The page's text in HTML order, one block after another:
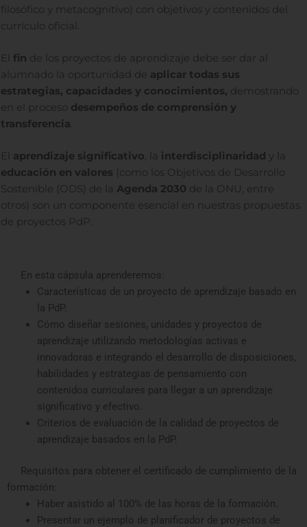
filosófico y metacognitivo) con objetivos y contenidos del
currículo oficial.
El fin de los proyectos de aprendizaje debe ser dar al
alumnado la oportunidad de aplicar todas sus
estrategias, capacidades y conocimientos, demostrando
en el proceso desempeños de comprensión y
transferencia.
El aprendizaje significativo, la interdisciplinaridad y la
educación en valores (como los Objetivos de Desarrollo
Sostenible (ODS) de la Agenda 2030 de la ONU, entre
otros) son un componente esencial en nuestras propuestas
de proyectos PdP.
En esta cápsula aprenderemos:
Características de un proyecto de aprendizaje basado en
la PdP.
Cómo diseñar sesiones, unidades y proyectos de
aprendizaje utilizando metodologías activas e
innovadoras e integrando el desarrollo de disposiciones,
habilidades y estrategias de pensamiento con
contenidos curriculares para llegar a un aprendizaje
significativo y efectivo.
Criterios de evaluación de la calidad de proyectos de
aprendizaje basados en la PdP.
Requisitos para obtener el certificado de cumplimiento de la
formación:
Haber asistido al 100% de las horas de la formación.
Presentar un ejemplo de planificador de proyectos de